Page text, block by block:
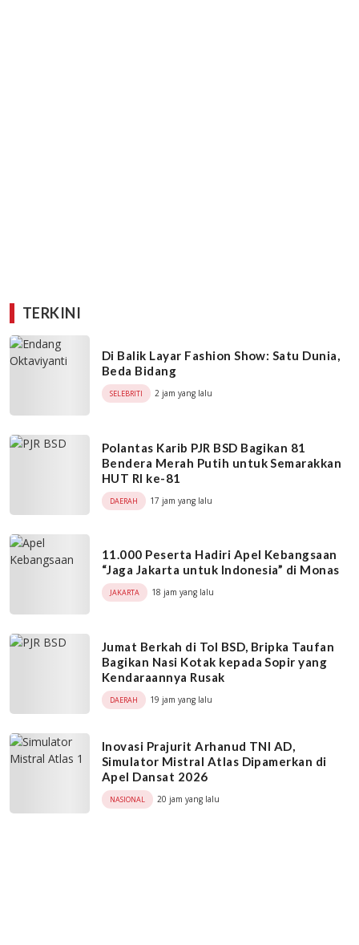
TERKINI
Di Balik Layar Fashion Show: Satu Dunia,
Beda Bidang
SELEBRITI 2 jam yang lalu
Polantas Karib PJR BSD Bagikan 81
Bendera Merah Putih untuk Semarakkan
HUT RI ke-81
DAERAH 17 jam yang lalu
11.000 Peserta Hadiri Apel Kebangsaan
“Jaga Jakarta untuk Indonesia” di Monas
JAKARTA 18 jam yang lalu
Jumat Berkah di Tol BSD, Bripka Taufan
Bagikan Nasi Kotak kepada Sopir yang
Kendaraannya Rusak
DAERAH 19 jam yang lalu
Inovasi Prajurit Arhanud TNI AD,
Simulator Mistral Atlas Dipamerkan di
Apel Dansat 2026
NASIONAL 20 jam yang lalu